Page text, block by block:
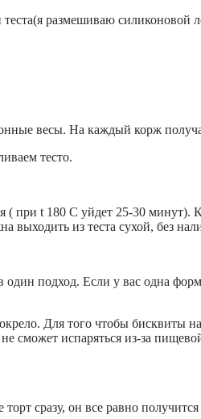
размешиваю силиконовой
весы. На каждый корж
тесто.
при t 180 C уйдет 25-30
выходить из теста сухой, без
подход. Если у вас одна
Для того чтобы
сможет испаряться из-за
сразу, он все равно